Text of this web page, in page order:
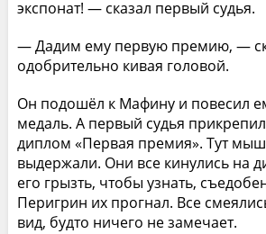
экспонат! — сказал первый судья.
— Дадим ему первую премию, —
одобрительно кивая головой.
Он подошёл к Мафину и повесил
медаль. А первый судья
диплом «Первая премия». Тут
выдержали. Они все кинулись на
его грызть, чтобы узнать,
Перигрин их прогнал. Все
вид, будто ничего не замечает.